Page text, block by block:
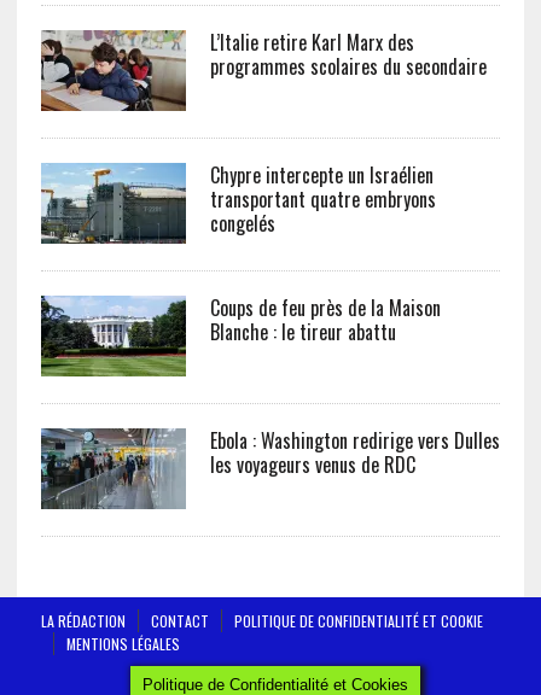
L’Italie retire Karl Marx des
programmes scolaires du secondaire
Chypre intercepte un Israélien
transportant quatre embryons
congelés
Coups de feu près de la Maison
Blanche : le tireur abattu
Ebola : Washington redirige vers Dulles
les voyageurs venus de RDC
LA RÉDACTION CONTACT
POLITIQUE DE CONFIDENTIALITÉ ET COOKIE
MENTIONS LÉGALES
AFRICTELEGRAPH - ALL RIGHTS RESERVED 2019
Politique de Confidentialité et Cookies